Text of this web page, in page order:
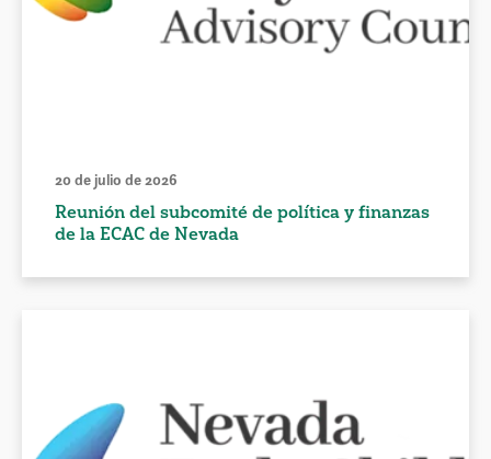
20 de julio de 2026
Reunión del subcomité de política y finanzas
de la ECAC de Nevada